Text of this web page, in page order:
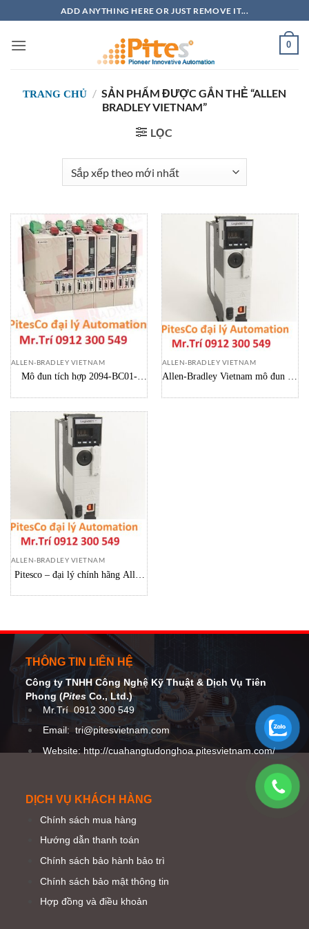
qua
nội
ADD ANYTHING HERE OR JUST REMOVE IT...
0
TRANG CHỦ / SẢN PHẨM ĐƯỢC GẮN THẺ “ALLEN
BRADLEY VIETNAM”
LỌC
ALLEN-BRADLEY VIETNAM
Mô đun tích hợp 2094-BC01-
ALLEN-BRADLEY VIETNAM
Allen-Bradley Vietnam mô đun dự
ControlLogix Redundancy Module
ALLEN-BRADLEY VIETNAM
Pitesco – đại lý chính hãng Allen
THÔNG TIN LIÊN HỆ
Công ty TNHH Công Nghệ Kỹ Thuật& Dịch Vụ Tiên
Phong (Pites Co., Ltd.)
Mr.Trí 0912 300 549
Email:tri@pitesvietnam.com
Website: http://cuahangtudonghoa.pitesvietnam.com/
DỊCH VỤ KHÁCH HÀNG
Chính sách mua hàng
Hướng dẫn thanh toán
Chính sách bảo hành bảo trì
Chính sách bảo mật thông tin
Hợp đồng và điều khoản